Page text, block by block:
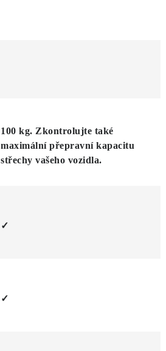
100 kg. Zkontrolujte také
maximální přepravní kapacitu
střechy vašeho vozidla.
✓
✓